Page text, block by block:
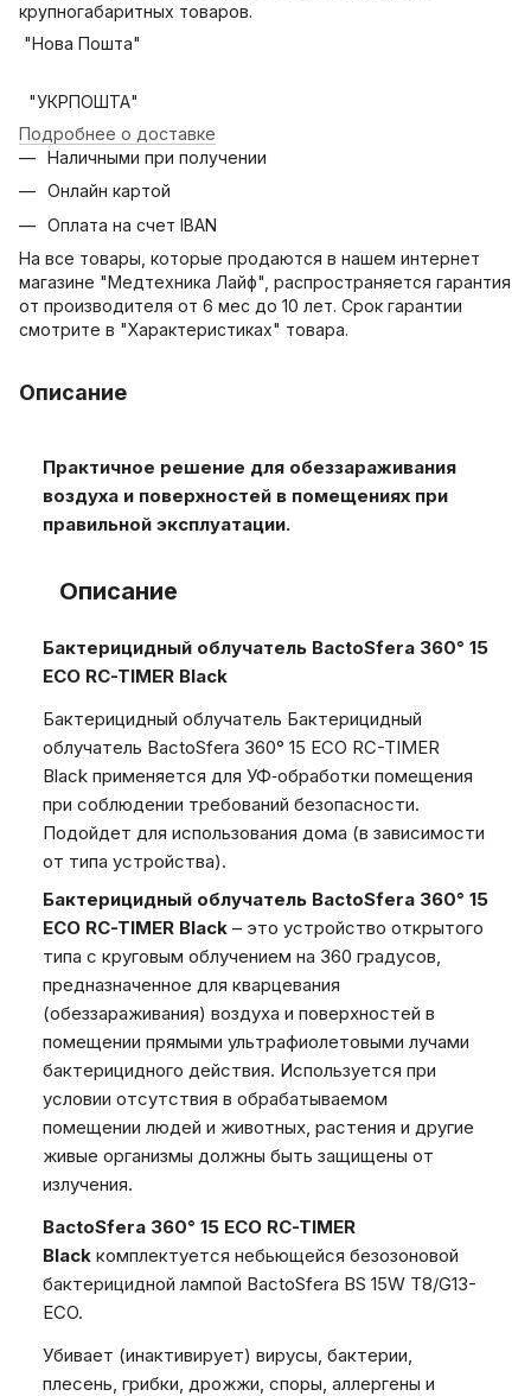
крупногабаритных товаров.
"Нова Пошта"
"УКРПОШТА"
Подробнее о доставке
Наличными при получении
Онлайн картой
Оплата на счет IBAN
На все товары, которые продаются в нашем интернет
магазине "Медтехника Лайф", распространяется гарантия
от производителя от 6 мес до 10 лет. Срок гарантии
смотрите в "Характеристиках" товара.
Описание
Практичное решение для обеззараживания
воздуха и поверхностей в помещениях при
правильной эксплуатации.
Описание
Бактерицидный облучатель BactoSfera 360° 15
ECO RC-TIMER Black
Бактерицидный облучатель Бактерицидный
облучатель BactoSfera 360° 15 ECO RC-TIMER
Black применяется для УФ‑обработки помещения
при соблюдении требований безопасности.
Подойдет для использования дома (в зависимости
от типа устройства).
Бактерицидный облучатель BactoSfera 360° 15
ECO RC-TIMER Black – это устройство открытого
типа с круговым облучением на 360 градусов,
предназначенное для кварцевания
(обеззараживания) воздуха и поверхностей в
помещении прямыми ультрафиолетовыми лучами
бактерицидного действия. Используется при
условии отсутствия в обрабатываемом
помещении людей и животных, растения и другие
живые организмы должны быть защищены от
излучения.
BactoSfera 360° 15 ECO RC-TIMER
Black комплектуется небьющейся безозоновой
бактерицидной лампой BactoSfera BS 15W T8/G13-
ECO.
Убивает (инактивирует) вирусы, бактерии,
плесень, грибки, дрожжи, споры, аллергены и